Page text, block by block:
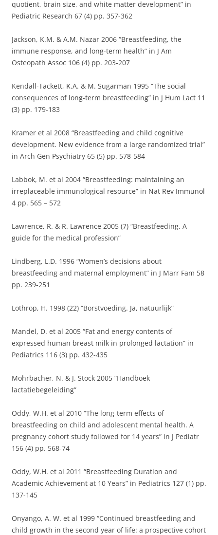
quotient, brain size, and white matter development” in
Pediatric Research 67 (4) pp. 357-362
Jackson, K.M. & A.M. Nazar 2006 “Breastfeeding, the
immune response, and long-term health” in J Am
Osteopath Assoc 106 (4) pp. 203-207
Kendall-Tackett, K.A. & M. Sugarman 1995 “The social
consequences of long-term breastfeeding” in J Hum Lact 11
(3) pp. 179-183
Kramer et al 2008 “Breastfeeding and child cognitive
development. New evidence from a large randomized trial”
in Arch Gen Psychiatry 65 (5) pp. 578-584
Labbok, M. et al 2004 “Breastfeeding: maintaining an
irreplaceable immunological resource” in Nat Rev Immunol
4 pp. 565 – 572
Lawrence, R. & R. Lawrence 2005 (7) “Breastfeeding. A
guide for the medical profession”
Lindberg, L.D. 1996 “Women’s decisions about
breastfeeding and maternal employment” in J Marr Fam 58
pp. 239-251
Lothrop, H. 1998 (22) “Borstvoeding. Ja, natuurlijk”
Mandel, D. et al 2005 “Fat and energy contents of
expressed human breast milk in prolonged lactation” in
Pediatrics 116 (3) pp. 432-435
Mohrbacher, N. & J. Stock 2005 “Handboek
lactatiebegeleiding”
Oddy, W.H. et al 2010 “The long-term effects of
breastfeeding on child and adolescent mental health. A
pregnancy cohort study followed for 14 years” in J Pediatr
156 (4) pp. 568-74
Oddy, W.H. et al 2011 “Breastfeeding Duration and
Academic Achievement at 10 Years” in Pediatrics 127 (1) pp.
137-145
Onyango, A. W. et al 1999 “Continued breastfeeding and
child growth in the second year of life: a prospective cohort